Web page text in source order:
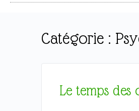
Catégorie :
Le temps